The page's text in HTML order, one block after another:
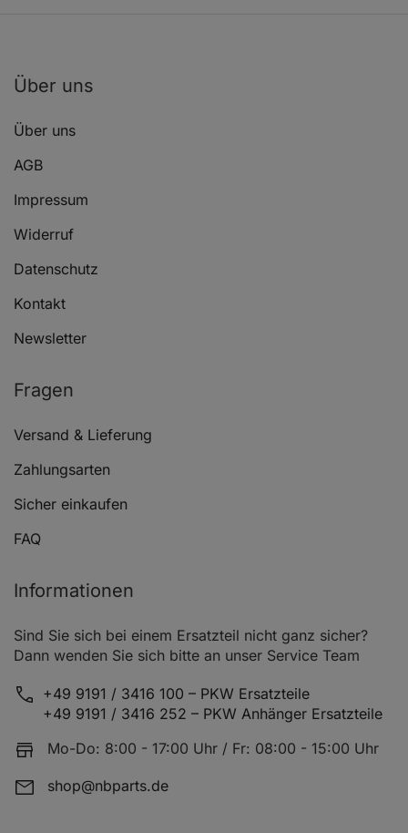
Über uns
Über uns
AGB
Impressum
Widerruf
Datenschutz
Kontakt
Newsletter
Fragen
Versand & Lieferung
Zahlungsarten
Sicher einkaufen
FAQ
Informationen
Sind Sie sich bei einem Ersatzteil nicht ganz sicher?
Dann wenden Sie sich bitte an unser Service Team
+49 9191 / 3416 100 – PKW Ersatzteile
+49 9191 / 3416 252 – PKW Anhänger Ersatzteile
Mo-Do: 8:00 - 17:00 Uhr / Fr: 08:00 - 15:00 Uhr
shop@nbparts.de